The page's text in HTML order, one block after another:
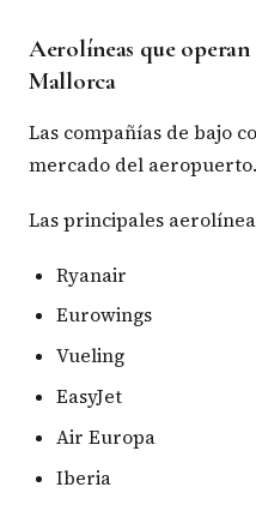
Aerolíneas que
Mallorca
Las compañías de bajo
mercado del aeropuerto.
Las principales
Ryanair
Eurowings
Vueling
EasyJet
Air Europa
Iberia